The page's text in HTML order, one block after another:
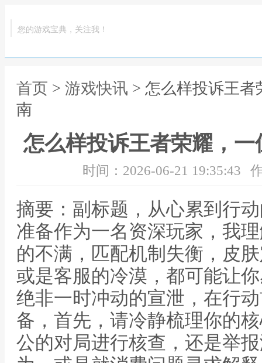
您的游戏宝典，关注我！
首页 > 游戏快讯 > 怎么样投诉王
南
怎么样投诉王者荣耀，
时间：2026-06-21 19:35:43
摘要：副标题，从心累到行
准备作为一名资深玩家，我
的不满，匹配机制失衡，皮
或是客服的冷漠，都可能让
绝非一时冲动的宣泄，在行
备，首先，请冷静梳理你的
公的对局进行核查，还是举